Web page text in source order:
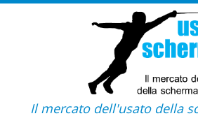
Il mercato dell'usato della